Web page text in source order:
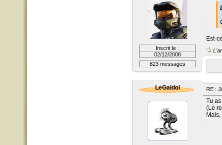
Inscrit le :
02/12/2008
823 messages
Est-
LeGaidol RE :
Tu
(Le